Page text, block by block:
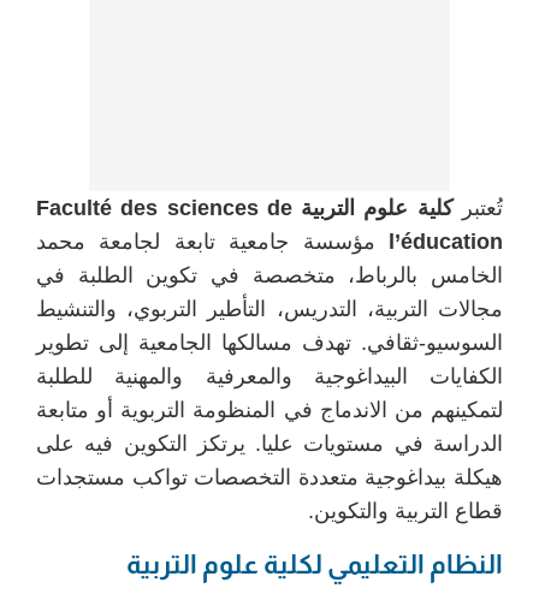
تُعتبر
كلية علوم التربية Faculté des sciences de
l’éducation
مؤسسة جامعية تابعة لجامعة محمد
الخامس بالرباط، متخصصة في تكوين الطلبة في
مجالات التربية، التدريس، التأطير التربوي، والتنشيط
السوسيو-ثقافي. تهدف مسالكها الجامعية إلى تطوير
الكفايات البيداغوجية والمعرفية والمهنية للطلبة
لتمكينهم من الاندماج في المنظومة التربوية أو متابعة
الدراسة في مستويات عليا. يرتكز التكوين فيه على
هيكلة بيداغوجية متعددة التخصصات تواكب مستجدات
قطاع التربية والتكوين.
النظام التعليمي لكلية علوم التربية